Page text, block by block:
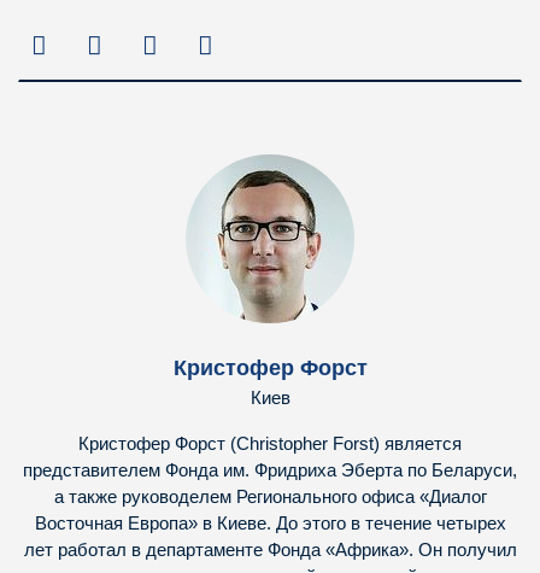
Кристофер Форст
Киев
Кристофер Форст (Christopher Forst) является
представителем Фонда им. Фридриха Эберта по Беларуси,
а также руководелем Регионального офиса «Диалог
Восточная Европа» в Киеве. До этого в течение четырех
лет работал в департаменте Фонда «Африка». Он получил